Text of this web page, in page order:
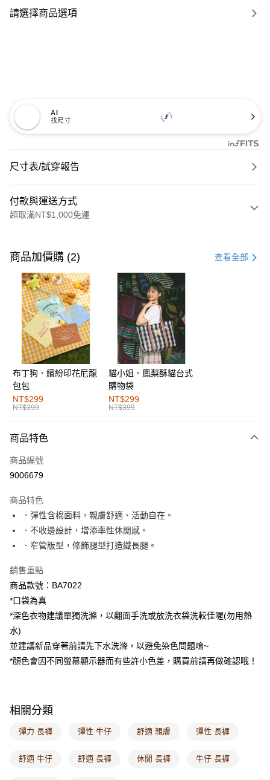
請選擇商品選項
AI
找尺寸
尺寸表/試穿報告
付款與運送方式
超取滿NT$1,000免運
信用卡一次付款
購物金
超商取貨付款
LINE Pay
街口支付
運送方式
全家取貨付款
每筆NT$60，滿NT$1,000(含以上)免運費
付款後全家取貨
萊爾富取貨付款
付款後萊爾富取貨
每筆NT$60，滿NT$1,000(含以上)免運費
7-11取貨付款
每筆NT$60，滿NT$1,000(含以上)免運費
付款後7-11取貨
每筆NT$60，滿NT$1,000(含以上)免運費
宅配
每筆NT$120，滿NT$1,000(含以上)免運費
付款後門市自取
海外配送-港/澳/新/馬/泰國專屬
海外配送-其他亞洲地區 查看運費
商品加價購 (2) 查看全部
布丁狗．繽紛印花尼龍
包包
NT$299
NT$399
貓小姐．鳳梨酥貓台式
購物袋
NT$299
NT$399
商品特色
商品編號
9006679
商品特色
．彈性含棉面料，親膚舒適、活動自在。
．不收邊設計，增添率性休閒感。
．窄管版型，修飾腿型打造纖長腿。
銷售重點
商品款號：BA7022
*口袋為真
*深色衣物建議單獨洗滌，以翻面手洗或放洗衣袋洗較佳喔(勿用熱
水)
並建議新品穿著前請先下水洗滌，以避免染色問題唷~
*顏色會因不同螢幕顯示器而有些許小色差，購買前請再做確認哦！
相關分類
彈力 長褲 彈性 牛仔 舒適 親膚 彈性 長褲
舒適 牛仔 舒適 長褲 休閒 長褲 牛仔 長褲